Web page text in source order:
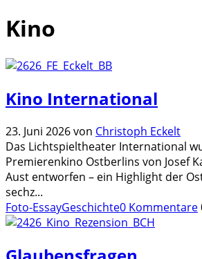
Kino
Kino International
23. Juni 2026von Christoph Eckelt
Das Lichtspieltheater International
Premierenkino Ostberlins von Josef
Aust entworfen – ein Highlight der
sechz...
Foto-EssayGeschichte0 Kommentare